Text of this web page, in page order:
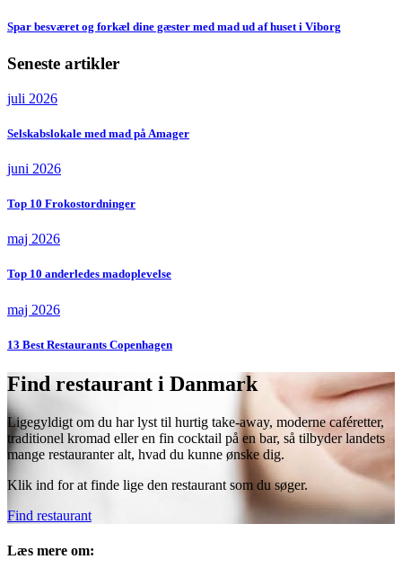
Spar besværet og forkæl dine gæster med mad ud af huset i Viborg
Seneste artikler
juli 2026
Selskabslokale med mad på Amager
juni 2026
Top 10 Frokostordninger
maj 2026
Top 10 anderledes madoplevelse
maj 2026
13 Best Restaurants Copenhagen
Find restaurant i Danmark
Ligegyldigt om du har lyst til hurtig take-away, moderne caféretter,
traditionel kromad eller en fin cocktail på en bar, så tilbyder landets
mange restauranter alt, hvad du kunne ønske dig.
Klik ind for at finde lige den restaurant som du søger.
Find restaurant
Læs mere om: